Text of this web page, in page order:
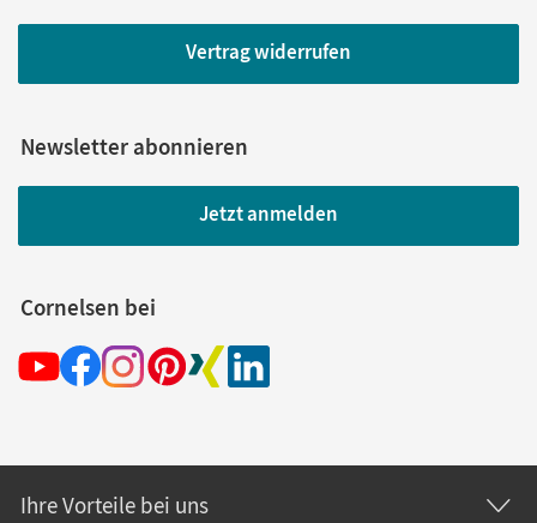
Vertrag widerrufen
Newsletter abonnieren
Jetzt anmelden
Cornelsen bei
Ihre Vorteile bei uns